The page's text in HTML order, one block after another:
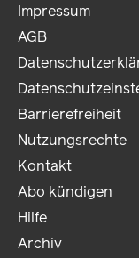
Impressum
AGB
Barrierefreiheit
Nutzungsrechte
Kontakt
Abo kündigen
Hilfe
Archiv